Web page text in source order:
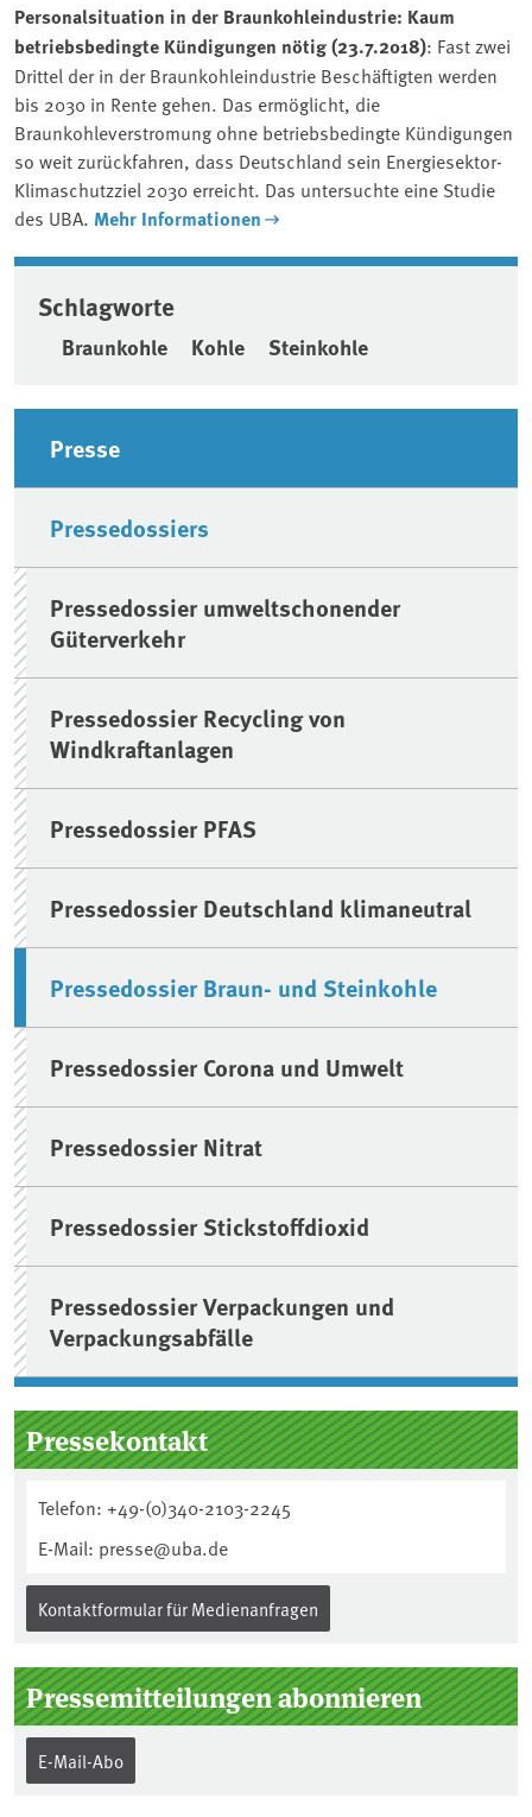
Personalsituation in der Braunkohleindustrie: Kaum
betriebsbedingte Kündigungen nötig (23.7.2018): Fast zwei
Drittel der in der Braunkohleindustrie Beschäftigten werden
bis 2030 in Rente gehen. Das ermöglicht, die
Braunkohleverstromung ohne betriebsbedingte Kündigungen
so weit zurückfahren, dass Deutschland sein Energiesektor-
Klimaschutzziel 2030 erreicht. Das untersuchte eine Studie
des UBA. Mehr Informationen
Schlagworte
Braunkohle Kohle Steinkohle
Presse
Pressedossiers
Pressedossier umweltschonender
Güterverkehr
Pressedossier Recycling von
Windkraftanlagen
Pressedossier PFAS
Pressedossier Deutschland klimaneutral
Pressedossier Braun- und Steinkohle
Pressedossier Corona und Umwelt
Pressedossier Nitrat
Pressedossier Stickstoffdioxid
Pressedossier Verpackungen und
Verpackungsabfälle
Pressekontakt
Telefon: +49-(0)340-2103-2245
E-Mail: presse@uba.de
Kontaktformular für Medienanfragen
Pressemitteilungen abonnieren
E-Mail-Abo